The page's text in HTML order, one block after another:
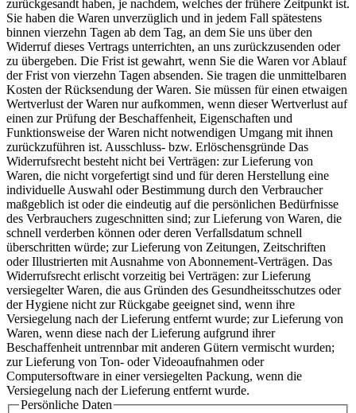
zurückgesandt haben, je nachdem, welches der frühere Zeitpunkt ist.
Sie haben die Waren unverzüglich und in jedem Fall spätestens
binnen vierzehn Tagen ab dem Tag, an dem Sie uns über den
Widerruf dieses Vertrags unterrichten, an uns zurückzusenden oder
zu übergeben. Die Frist ist gewahrt, wenn Sie die Waren vor Ablauf
der Frist von vierzehn Tagen absenden. Sie tragen die unmittelbaren
Kosten der Rücksendung der Waren. Sie müssen für einen etwaigen
Wertverlust der Waren nur aufkommen, wenn dieser Wertverlust auf
einen zur Prüfung der Beschaffenheit, Eigenschaften und
Funktionsweise der Waren nicht notwendigen Umgang mit ihnen
zurückzuführen ist. Ausschluss- bzw. Erlöschensgründe Das
Widerrufsrecht besteht nicht bei Verträgen: zur Lieferung von
Waren, die nicht vorgefertigt sind und für deren Herstellung eine
individuelle Auswahl oder Bestimmung durch den Verbraucher
maßgeblich ist oder die eindeutig auf die persönlichen Bedürfnisse
des Verbrauchers zugeschnitten sind; zur Lieferung von Waren, die
schnell verderben können oder deren Verfallsdatum schnell
überschritten würde; zur Lieferung von Zeitungen, Zeitschriften
oder Illustrierten mit Ausnahme von Abonnement-Verträgen. Das
Widerrufsrecht erlischt vorzeitig bei Verträgen: zur Lieferung
versiegelter Waren, die aus Gründen des Gesundheitsschutzes oder
der Hygiene nicht zur Rückgabe geeignet sind, wenn ihre
Versiegelung nach der Lieferung entfernt wurde; zur Lieferung von
Waren, wenn diese nach der Lieferung aufgrund ihrer
Beschaffenheit untrennbar mit anderen Gütern vermischt wurden;
zur Lieferung von Ton- oder Videoaufnahmen oder
Computersoftware in einer versiegelten Packung, wenn die
Versiegelung nach der Lieferung entfernt wurde.
Persönliche Daten